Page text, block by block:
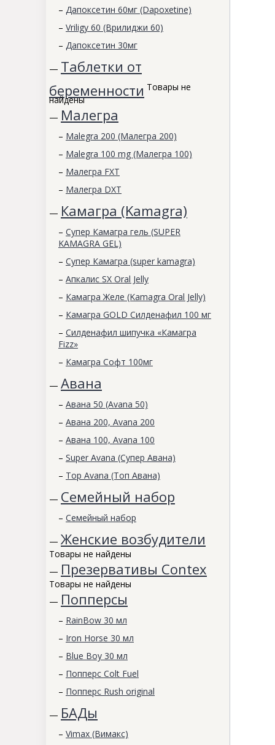
– Дапоксетин 60мг (Dapoxetine)
– Vriligy 60 (Врилиджи 60)
– Дапоксетин 30мг
— Таблетки от
беременности Товары не
найдены
— Малегра
– Malegra 200 (Малегра 200)
– Malegra 100 mg (Малегра 100)
– Малегра FXT
– Малегра DXT
— Камагра (Kamagra)
– Супер Камагра гель (SUPER
KAMAGRA GEL)
– Супер Камагра (super kamagra)
– Апкалис SX Oral Jelly
– Камагра Желе (Kamagra Oral Jelly)
– Камагра GOLD Силденафил 100 мг
– Силденафил шипучка «Камагра
Fizz»
– Камагра Софт 100мг
— Авана
– Авана 50 (Avana 50)
– Авана 200, Avana 200
– Авана 100, Avana 100
– Super Avana (Супер Авана)
– Top Avana (Топ Авана)
— Семейный набор
– Семейный набор
— Женские возбудители
Товары не найдены
— Презервативы Contex
Товары не найдены
— Попперсы
– RainBow 30 мл
– Iron Horse 30 мл
– Blue Boy 30 мл
– Попперс Colt Fuel
– Попперс Rush original
— БАДы
– Vimax (Вимакс)